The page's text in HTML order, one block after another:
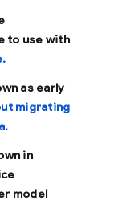
to use with
as early
migrating
in
model